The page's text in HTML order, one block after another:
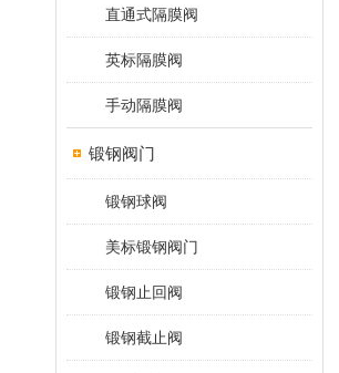
直通式隔膜阀
英标隔膜阀
手动隔膜阀
锻钢阀门
锻钢球阀
美标锻钢阀门
锻钢止回阀
锻钢截止阀